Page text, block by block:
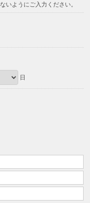
いようにご入力ください。
日